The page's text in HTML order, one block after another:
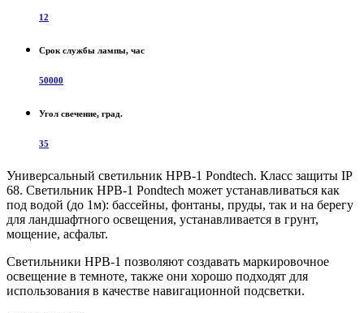
12
Срок службы лампы, час
50000
Угол свечение, град.
35
Универсальный светильник HPB-1 Pondtech. Класс защиты IP
68. Cветильник HPB-1 Pondtech может устанавливаться как
под водой (до 1м): бассейны, фонтаны, пруды, так и на берегу
для ландшафтного освещения, устанавливается в грунт,
мощение, асфальт.
Cветильники HPB-1 позволяют создавать маркировочное
освещение в темноте, также они хорошо подходят для
использования в качестве навигационной подсветки.